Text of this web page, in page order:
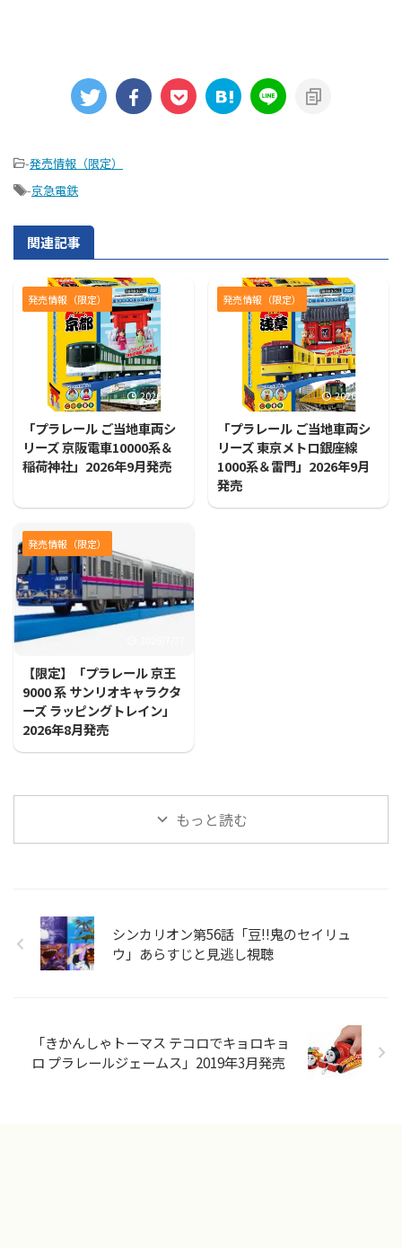
-発売情報（限定）
-京急電鉄
関連記事
発売情報（限定）
2026/7/31
「プラレール ご当地車両シ
リーズ 京阪電車10000系＆
稲荷神社」2026年9月発売
発売情報（限定）
2026/7/31
「プラレール ご当地車両シ
リーズ 東京メトロ銀座線
1000系＆雷門」2026年9月
発売
発売情報（限定）
【限定】「プラレール 京王
9000 系 サンリオキャラクタ
ーズ ラッピングトレイン」
2026年8月発売
もっと読む
シンカリオン第56話「豆!!鬼のセイリュ
ウ」あらすじと見逃し視聴
「きかんしゃトーマス テコロでキョロキョ
ロ プラレールジェームス」2019年3月発売